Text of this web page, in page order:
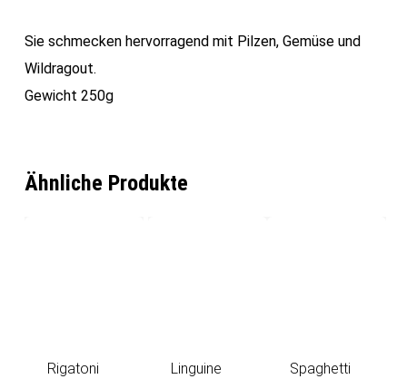
Sie schmecken hervorragend mit Pilzen, Gemüse und
Wildragout.
Gewicht 250g
Ähnliche Produkte
Rigatoni
Linguine
Spaghetti